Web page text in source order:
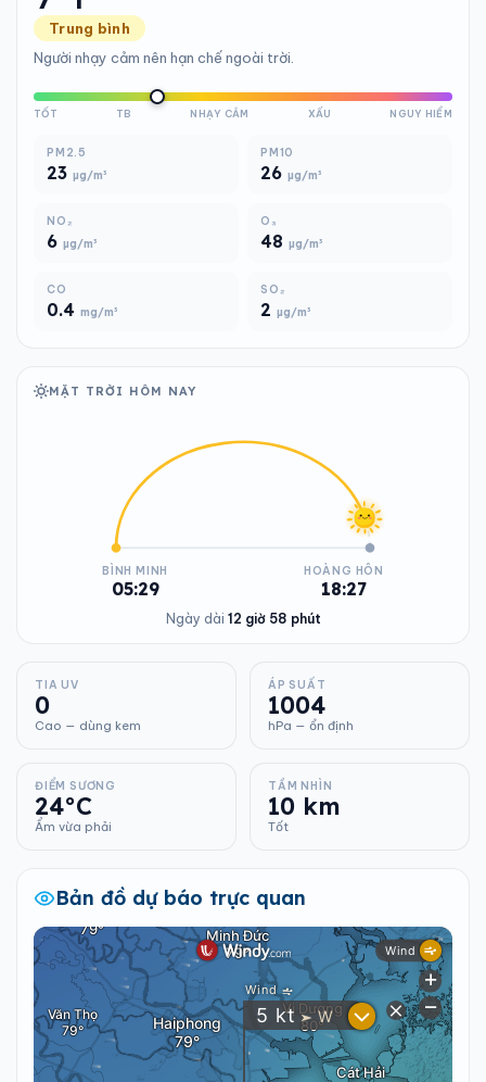
Trung bình
Người nhạy cảm nên hạn chế ngoài trời.
TỐT TB NHẠY CẢM XẤU NGUY HIỂM
PM2.5
23 µg/m³
PM10
26 µg/m³
NO₂
6 µg/m³
O₃
48 µg/m³
CO
0.4 mg/m³
SO₂
2 µg/m³
MẶT TRỜI HÔM NAY
BÌNH MINH
05:29
HOÀNG HÔN
18:27
Ngày dài 12 giờ 58 phút
TIA UV
0
Cao — dùng kem
ÁP SUẤT
1004
hPa — ổn định
ĐIỂM SƯƠNG
24°C
Ẩm vừa phải
TẦM NHÌN
10 km
Tốt
Bản đồ dự báo trực quan